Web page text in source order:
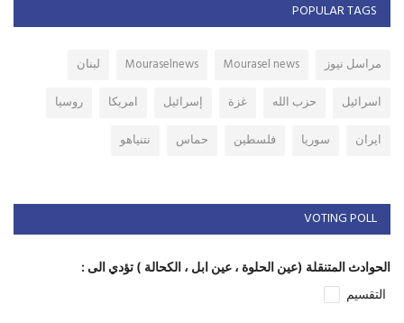
POPULAR TAGS
مراسل نيوز Mourasel news
Mouraselnews
لبنان
اسرائيل
حزب الله غزة إسرائيل امريكا
روسيا
ايران
سوريا فلسطين حماس نتنياهو
VOTING POLL
الحوادث المتنقلة (عين الحلوة ، عين ابل ، الكحالة ) تؤدي الى :
التقسيم